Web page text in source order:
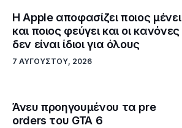
Η Apple αποφασίζει ποιος μένει
και ποιος φεύγει και οι κανόνες
δεν είναι ίδιοι για όλους
7 ΑΥΓΟΎΣΤΟΥ, 2026
Άνευ προηγουμένου τα pre
orders του GTA 6